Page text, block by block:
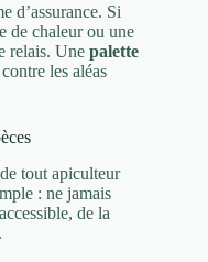
d’assurance. Si
de chaleur ou une
relais. Une palette
les aléas
tout apiculteur
: ne jamais
de la